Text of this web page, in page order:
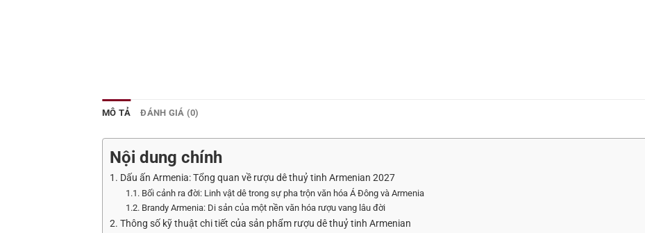
MÔ TẢ ĐÁNH GIÁ (0)
Nội dung chính
1. Dấu ấn Armenia: Tổng quan về rượu dê thuỷ tinh Armenian 2027
1.1. Bối cảnh ra đời: Linh vật dê trong sự pha trộn văn hóa Á Đông và Armenia
1.2. Brandy Armenia: Di sản của một nền văn hóa rượu vang lâu đời
2. Thông số kỹ thuật chi tiết của sản phẩm rượu dê thuỷ tinh Armenian